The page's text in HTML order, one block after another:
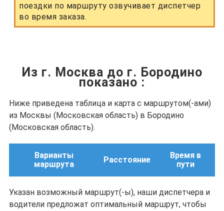
поездки по маршруту озвучивает диспетчер
во время заказа.
Из г. Москва до г. Бородино
показано :
Ниже приведена таблица и карта с маршрутом(-ами)
из Москвы (Московская область) в Бородино
(Московская область).
Варианты
маршрута
Расстояние
Время в
пути
Указан возможный маршрут(-ы), наши диспетчера и
водители предложат оптимальный маршрут, чтобы